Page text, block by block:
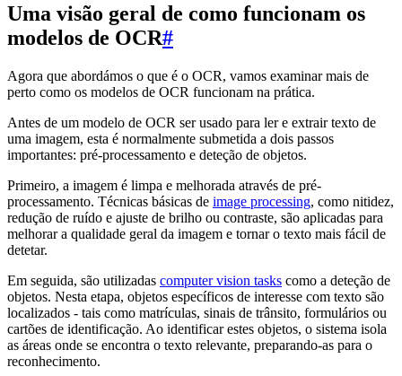
Uma visão geral de como funcionam os
modelos de OCR#
Agora que abordámos o que é o OCR, vamos examinar mais de
perto como os modelos de OCR funcionam na prática.
Antes de um modelo de OCR ser usado para ler e extrair texto de
uma imagem, esta é normalmente submetida a dois passos
importantes: pré-processamento e deteção de objetos.
Primeiro, a imagem é limpa e melhorada através de pré-
processamento. Técnicas básicas de image processing, como nitidez,
redução de ruído e ajuste de brilho ou contraste, são aplicadas para
melhorar a qualidade geral da imagem e tornar o texto mais fácil de
detetar.
Em seguida, são utilizadas computer vision tasks como a deteção de
objetos. Nesta etapa, objetos específicos de interesse com texto são
localizados - tais como matrículas, sinais de trânsito, formulários ou
cartões de identificação. Ao identificar estes objetos, o sistema isola
as áreas onde se encontra o texto relevante, preparando-as para o
reconhecimento.